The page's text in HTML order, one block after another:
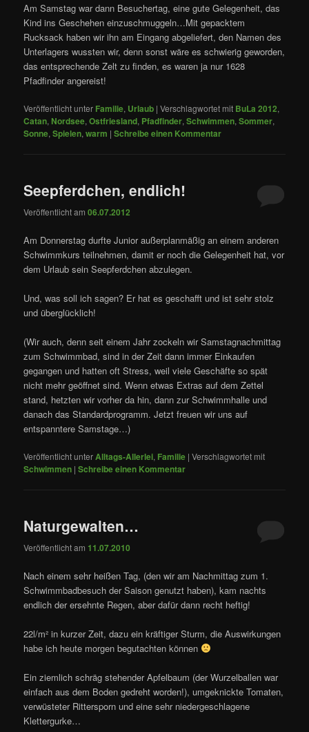
Am Samstag war dann Besuchertag, eine gute Gelegenheit, das
Kind ins Geschehen einzuschmuggeln…Mit gepacktem
Rucksack haben wir ihn am Eingang abgeliefert, den Namen des
Unterlagers wussten wir, denn sonst wäre es schwierig geworden,
das entsprechende Zelt zu finden, es waren ja nur 1628
Pfadfinder angereist!
Veröffentlicht unter Familie, Urlaub |Verschlagwortet mit BuLa 2012,
Catan,Nordsee,Ostfriesland, Pfadfinder,Schwimmen,Sommer,
Sonne,Spielen,warm |Schreibe einen Kommentar
Seepferdchen, endlich!
Veröffentlicht am06.07.2012
Am Donnerstag durfte Junior außerplanmäßig an einem anderen
Schwimmkurs teilnehmen, damit er noch die Gelegenheit hat, vor
dem Urlaub sein Seepferdchen abzulegen.
Und, was soll ich sagen? Er hat es geschafft und ist sehr stolz
und überglücklich!
(Wir auch, denn seit einem Jahr zockeln wir Samstagnachmittag
zum Schwimmbad, sind in der Zeit dann immer Einkaufen
gegangen und hatten oft Stress, weil viele Geschäfte so spät
nicht mehr geöffnet sind. Wenn etwas Extras auf dem Zettel
stand, hetzten wir vorher da hin, dann zur Schwimmhalle und
danach das Standardprogramm. Jetzt freuen wir uns auf
entspanntere Samstage…)
Veröffentlicht unterAlltags-Allerlei, Familie |Verschlagwortet mit
Schwimmen |Schreibe einen Kommentar
Naturgewalten…
Veröffentlicht am11.07.2010
Nach einem sehr heißen Tag, (den wir am Nachmittag zum 1.
Schwimmbadbesuch der Saison genutzt haben), kam nachts
endlich der ersehnte Regen, aber dafür dann recht heftig!
22l/m² in kurzer Zeit, dazu ein kräftiger Sturm, die Auswirkungen
habe ich heute morgen begutachten können
Ein ziemlich schräg stehender Apfelbaum (der Wurzelballen war
einfach aus dem Boden gedreht worden!), umgeknickte Tomaten,
verwüsteter Rittersporn und eine sehr niedergeschlagene
Klettergurke…